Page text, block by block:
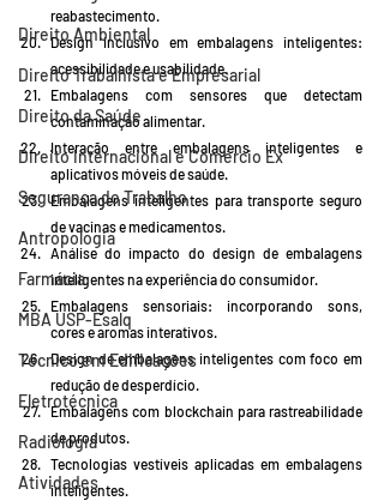
Direito Ambiental
Direito Trabalhista e Empresarial
Direito da Saúde
Direito Internacional e Comércio Ex
Segurança do Trabalho
Antropologia
Farmácia
MBA USP-Esalq
Técnico em Edificações
Eletrotécnica
Radiologia
Atividades
reabastecimento.
Design inclusivo em embalagens inteligentes:
acessibilidade e usabilidade.
Embalagens com sensores que detectam
contaminação alimentar.
Interação entre embalagens inteligentes e
aplicativos móveis de saúde.
Embalagens inteligentes para transporte seguro
de vacinas e medicamentos.
Análise do impacto do design de embalagens
inteligentes na experiência do consumidor.
Embalagens sensoriais: incorporando sons,
cores e aromas interativos.
Design de embalagens inteligentes com foco em
redução de desperdício.
Embalagens com blockchain para rastreabilidade
de produtos.
Tecnologias vestíveis aplicadas em embalagens
inteligentes.